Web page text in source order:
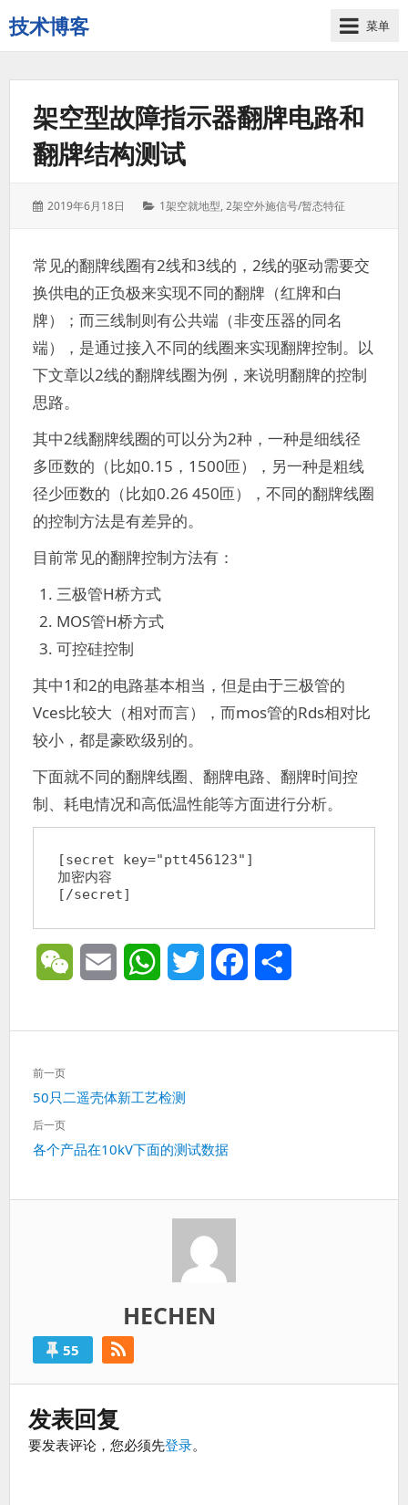
技术博客
技
术
菜单
架空型故障指示器翻牌电路和
翻牌结构测试
发
2019年6月18日
分
1架空就地型,2架空外施信号/暂态特征
常见的翻牌线圈有2线和3线的，2线的驱动需要交
换供电的正负极来实现不同的翻牌（红牌和白
牌）；而三线制则有公共端（非变压器的同名
端），是通过接入不同的线圈来实现翻牌控制。以
下文章以2线的翻牌线圈为例，来说明翻牌的控制
思路。
其中2线翻牌线圈的可以分为2种，一种是细线径
多匝数的（比如0.15，1500匝），另一种是粗线
径少匝数的（比如0.26 450匝），不同的翻牌线圈
的控制方法是有差异的。
目前常见的翻牌控制方法有：
三极管H桥方式
MOS管H桥方式
可控硅控制
其中1和2的电路基本相当，但是由于三极管的
Vces比较大（相对而言），而mos管的Rds相对比
较小，都是豪欧级别的。
下面就不同的翻牌线圈、翻牌电路、翻牌时间控
制、耗电情况和高低温性能等方面进行分析。
[secret key="ptt456123"]
加密内容
[/secret]
W
C
a
t
a
l
W
a
s
A
i
e
c
文
章
导
航
前一页
上
一
篇：
50只二遥壳体新工艺检测
后一页
下
各个产品在10kV下面的测试数据
HECHEN
55
发表回复
要发表评论，您必须先登录。